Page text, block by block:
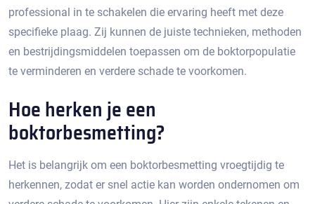
professional in te schakelen die ervaring heeft met deze
specifieke plaag.​ Zij kunnen de juiste technieken, methoden
en bestrijdingsmiddelen toepassen om de boktorpopulatie
te verminderen en verdere schade te voorkomen.​
Hoe herken je een
boktorbesmetting?​
Het is belangrijk om een boktorbesmetting vroegtijdig te
herkennen, zodat er snel actie kan worden ondernomen om